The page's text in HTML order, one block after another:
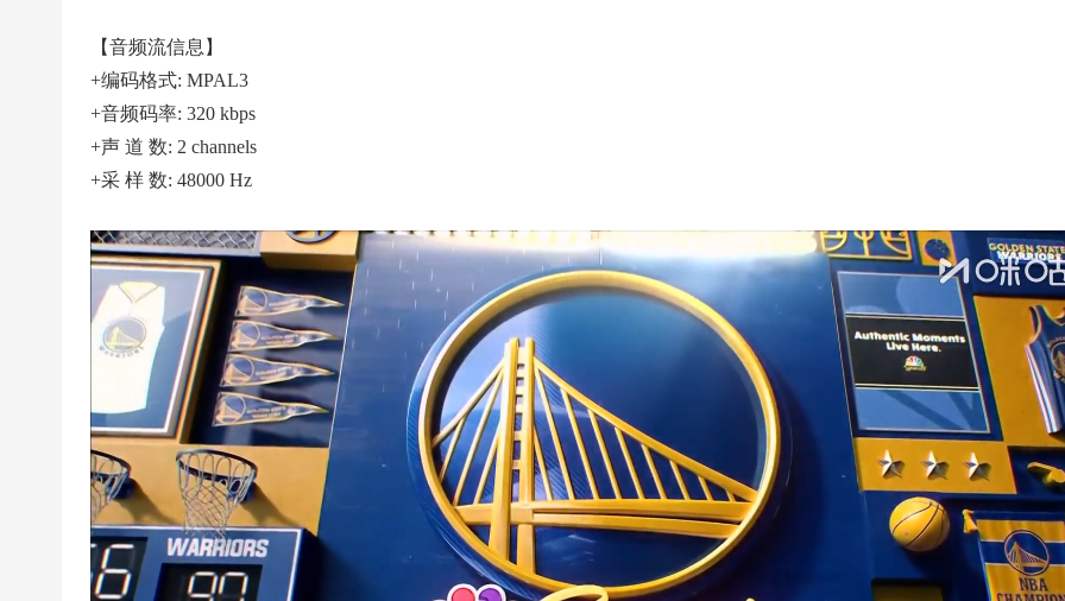
【音频流信息】
+编码格式: MPAL3
+音频码率: 320 kbps
+声 道 数: 2 channels
+采 样 数: 48000 Hz